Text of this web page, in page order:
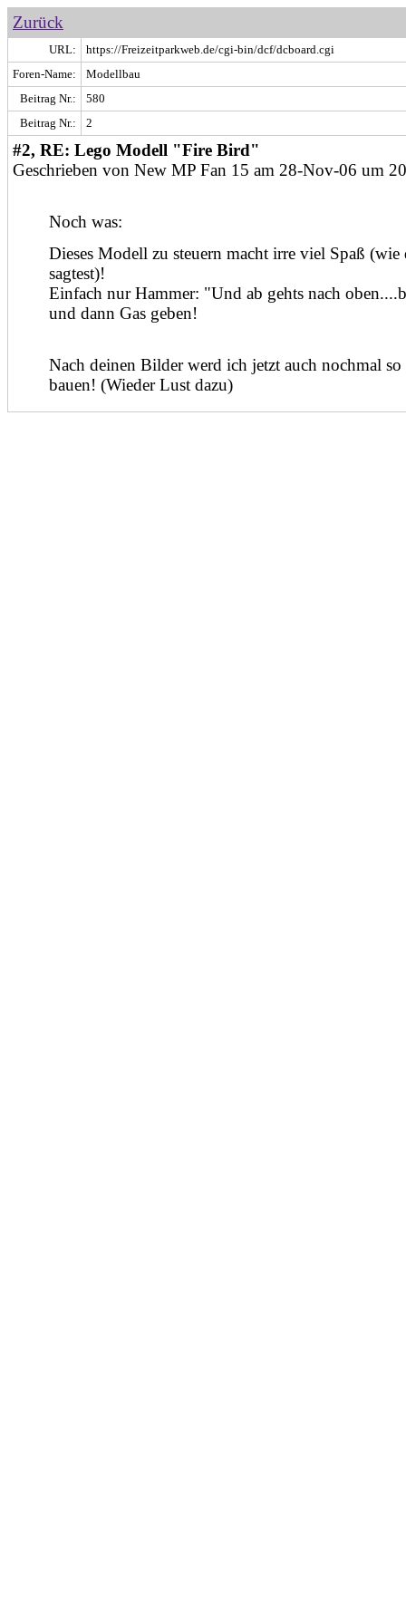
Zurück
URL:
https://Freizeitparkweb.de/cgi-bin/dcf/dcboard.cgi
Foren-Name:
Modellbau
Beitrag Nr.:
580
Beitrag Nr.:
2
#2, RE: Lego Modell "Fire Bird"
Geschrieben von New MP Fan 15 am 28-Nov-06 um
Noch was:
Dieses Modell zu steuern macht irre viel Spaß (wie
sagtest)!
Einfach nur Hammer: "Und ab gehts nach
und dann Gas geben!
Nach deinen Bilder werd ich jetzt auch nochmal
bauen! (Wieder Lust dazu)